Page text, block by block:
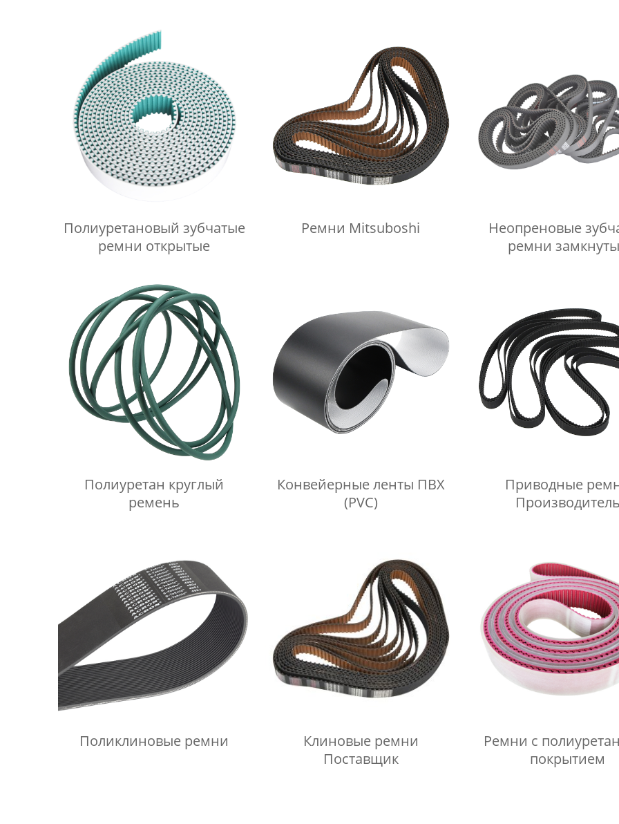
Полиуретановый зубчатые
ремни открытые
Ремни Mitsuboshi
Неопреновые
ремни
Полиуретан круглый
ремень
Конвейерные ленты ПВХ
(PVC)
Приводные
Поликлиновые ремни
Клиновые ремни
Поставщик
Ремни с полиуретановая
покрытием